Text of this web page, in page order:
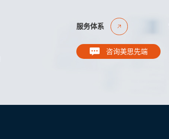
服务体系
咨询美思先端